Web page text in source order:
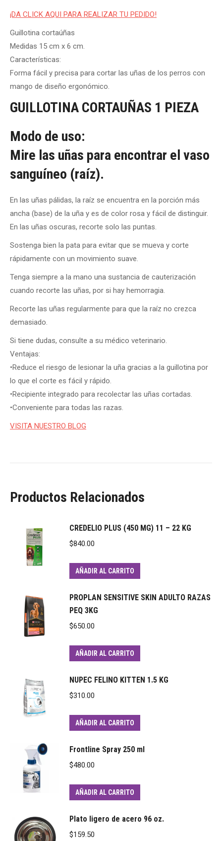
¡DA CLICK AQUI PARA REALIZAR TU PEDIDO!
Guillotina cortaúñas
Medidas 15 cm x 6 cm.
Características:
Forma fácil y precisa para cortar las uñas de los perros con
mango de diseño ergonómico.
GUILLOTINA CORTAUÑAS 1 PIEZA
Modo de uso:
Mire las uñas para encontrar el vaso
sanguíneo (raíz).
En las uñas pálidas, la raíz se encuentra en la porción más
ancha (base) de la uña y es de color rosa y fácil de distinguir.
En las uñas oscuras, recorte solo las puntas.
Sostenga bien la pata para evitar que se mueva y corte
rápidamente con un movimiento suave.
Tenga siempre a la mano una sustancia de cauterización
cuando recorte las uñas, por si hay hemorragia.
Recorte las uñas regularmente para que la raíz no crezca
demasiado.
Si tiene dudas, consulte a su médico veterinario.
Ventajas:
•Reduce el riesgo de lesionar la uña gracias a la guillotina por
lo que el corte es fácil y rápido.
•Recipiente integrado para recolectar las uñas cortadas.
•Conveniente para todas las razas.
VISITA NUESTRO BLOG
Productos Relacionados
CREDELIO PLUS (450 MG) 11 – 22 KG
$840.00
AÑADIR AL CARRITO
PROPLAN SENSITIVE SKIN ADULTO RAZAS
PEQ 3KG
$650.00
AÑADIR AL CARRITO
NUPEC FELINO KITTEN 1.5 KG
$310.00
AÑADIR AL CARRITO
Frontline Spray 250 ml
$480.00
AÑADIR AL CARRITO
Plato ligero de acero 96 oz.
$159.50